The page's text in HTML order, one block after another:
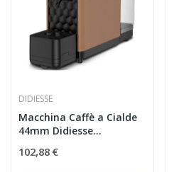
DIDIESSE
Macchina Caffè a Cialde
44mm Didiesse
102,88 €